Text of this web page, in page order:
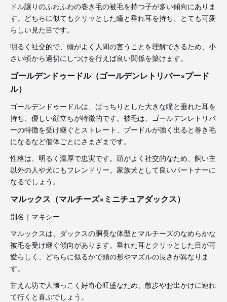
ドル譲りのふわふわの巻き毛の被毛を持つ子が多い傾向にありま
す。どちらに似てもクリッとした瞳と垂れ耳を持ち、とても可愛
らしい見た目です。
明るく社交的で、頭がよく人間の言うことを理解できるため、小
さい頃から適切にしつけを行えば良い関係を築けます。
ゴールデンドゥードル（ゴールデンレトリバー×プード
ル）
ゴールデンドゥードルは、ぱっちりとした大きな瞳と垂れた耳を
持ち、優しい顔立ちが特徴的です。被毛は、ゴールデンレトリバ
ーの特徴を受け継ぐとストレート、プードルが強く出ると巻き毛
になるなど個体ごとにさまざまです。
性格は、明るく温厚で忠実です。頭がよく社交的なため、飼い主
以外の人や犬にもフレンドリー。家族犬として良いパートナーに
なるでしょう。
マルックス（マルチーズ×ミニチュアダックス）
別名｜マキシー
マルックスは、ダックスの胴長な体型とマルチーズのなめらかな
被毛を受け継ぐ傾向があります。垂れた耳とクリッとした目が可
愛らしく、どちらに似るかで頭の形やマズルの長さが異なりま
す。
甘えん坊で人懐っこく好奇心旺盛なため、散歩やお出かけに連れ
て行くと喜ぶでしょう。